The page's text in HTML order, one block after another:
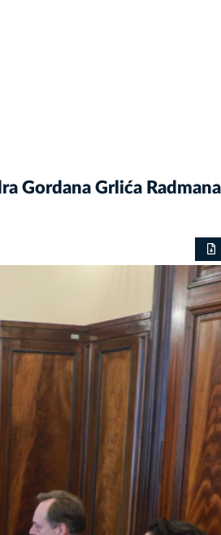
Gordana Grlića Radmana